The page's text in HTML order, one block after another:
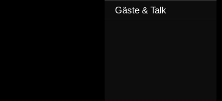
Gäste & Talk